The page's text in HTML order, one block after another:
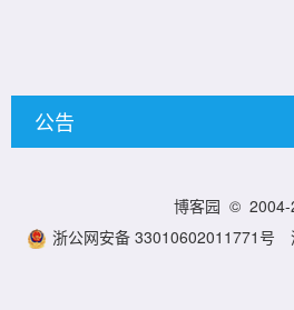
公告
博客园 © 2004-
浙公网安备 33010602011771号